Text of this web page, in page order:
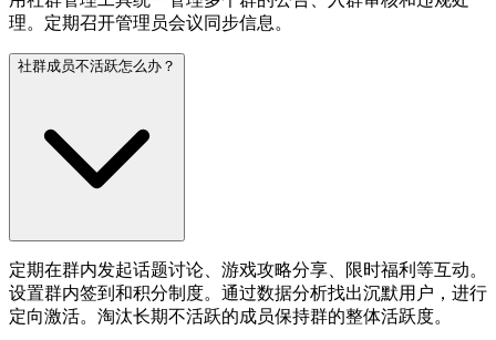
理。定期召开管理员会议同步信息。
社群成员不活跃怎么办？
定期在群内发起话题讨论、游戏攻略分享、限时福利等互动。
设置群内签到和积分制度。通过数据分析找出沉默用户，进行
定向激活。淘汰长期不活跃的成员保持群的整体活跃度。